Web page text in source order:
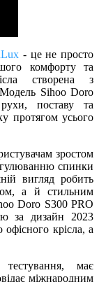
- це не просто
комфорту та
створена з
Модель Sihoo Doro
поставу та
протягом усього
зростом
спинки
вигляд робить
а й стильним
Doro S300 PRO
за дизайн 2023
крісла, а
має
міжнародним